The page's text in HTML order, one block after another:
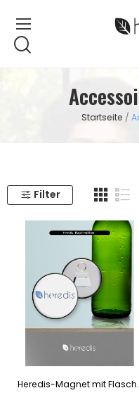
Startseite
Filter
Heredis-